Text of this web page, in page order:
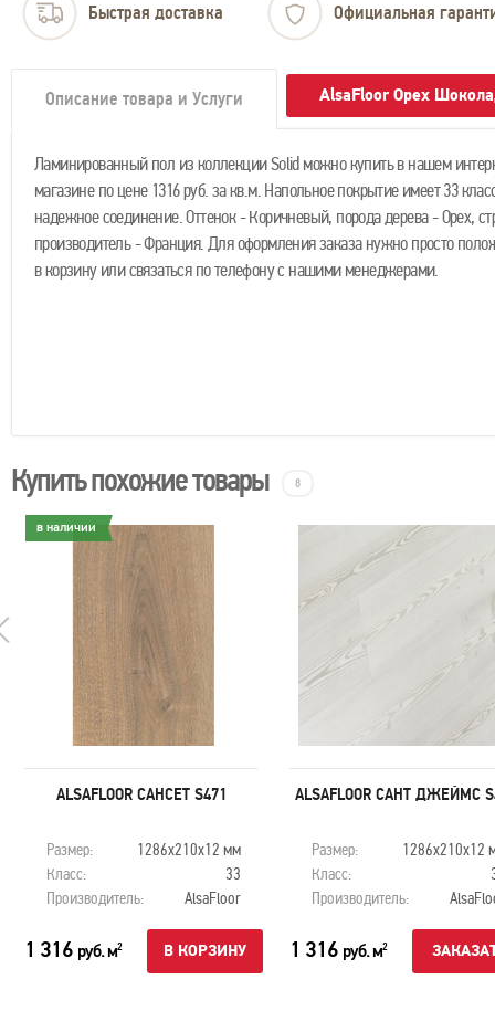
Быстрая доставка Официальная
Описание товара и Услуги AlsaFloor Орех
Ламинированный пол из коллекции Solid можно купить в нашем
магазине по цене 1316 руб. за кв.м. Напольное покрытие имеет 33
надежное соединение. Оттенок - Коричневый, порода дерева - Орех,
производитель - Франция. Для оформления заказа нужно просто
в корзину или связаться по телефону с нашими менеджерами.
Купить похожие товары 8
в наличии
ALSAFLOOR САНСЕТ S471
Размер:
1286х210х12 мм
Класс:
33
Производитель:
AlsaFloor
1 316 руб. м2 В КОРЗИНУ
ALSAFLOOR САНТ ДЖЕЙМС
Размер:
1286х210х12
Класс:
Производитель:
1 316 руб. м2